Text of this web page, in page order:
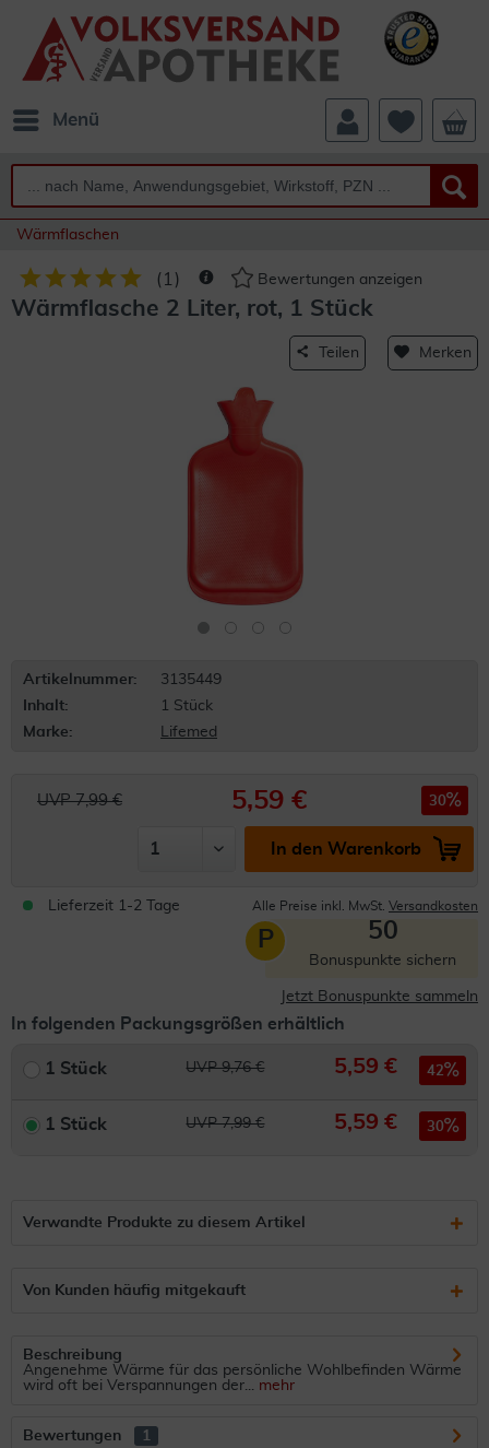
Menü
Wärmflaschen
( 1 ) Bewertungen anzeigen
Wärmflasche 2 Liter, rot, 1 Stück
Teilen Merken
Artikelnummer:
3135449
Inhalt:
1 Stück
Marke:
Lifemed
UVP 7,99 € 5,59 € 30
In den Warenkorb
Lieferzeit 1-2 Tage Alle Preise inkl. MwSt. Versandkosten
P 50
Bonuspunkte sichern
Jetzt Bonuspunkte sammeln
In folgenden Packungsgrößen erhältlich
1 Stück UVP 9,76 € 5,59 € 42
1 Stück UVP 7,99 € 5,59 € 30
Verwandte Produkte zu diesem Artikel
Von Kunden häufig mitgekauft
Beschreibung
Angenehme Wärme für das persönliche Wohlbefinden Wärme
wird oft bei Verspannungen der... mehr
Bewertungen 1